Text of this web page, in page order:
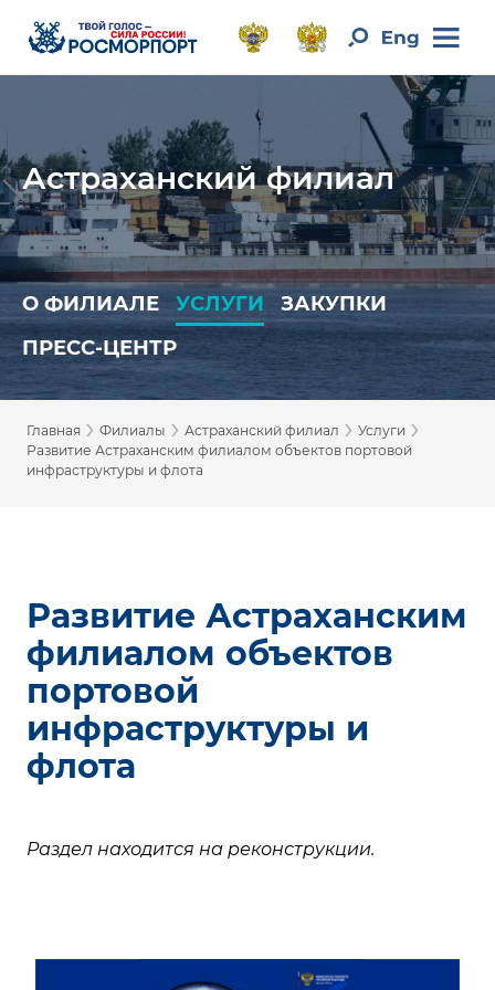
Астраханский филиал
О ФИЛИАЛЕ УСЛУГИ
ЗАКУПКИ
ПРЕСС-ЦЕНТР
Главная › Филиалы › Астраханский филиал › Услуги ›
Развитие Астраханским филиалом объектов портовой
инфраструктуры и флота
Развитие Астраханским
филиалом объектов
портовой
инфраструктуры и
флота
Раздел находится на реконструкции.